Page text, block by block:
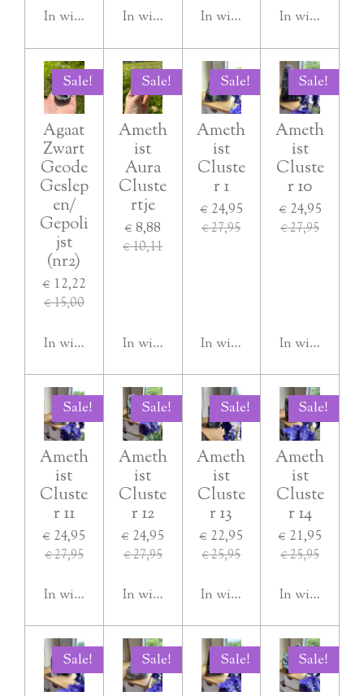
In winkelwagenIn winkelwagenIn winkelwagen
In
Sale!
Agaat
Zwart
Geode
Geslep
en/
Gepoli
jst
(nr2)
€ 12,22
€ 15,00
In winkelwagen
Sale!
Ameth
ist
Aura
Cluste
rtje
€ 8,88
€ 10,11
In winkelwagen
Sale!
Ameth
ist
Cluste
r 1
€ 24,95
€ 27,95
In winkelwagen
Sale!
Ameth
ist
Cluste
r 10
€ 24,95
€ 27,95
In
Sale!
Ameth
ist
Cluste
r 11
€ 24,95
€ 27,95
In winkelwagen
Sale!
Ameth
ist
Cluste
r 12
€ 24,95
€ 27,95
In winkelwagen
Sale!
Ameth
ist
Cluste
r 13
€ 22,95
€ 25,95
In winkelwagen
Sale!
Ameth
ist
Cluste
r 14
€ 21,95
€ 25,95
In
Sale! Sale! Sale! Sale!